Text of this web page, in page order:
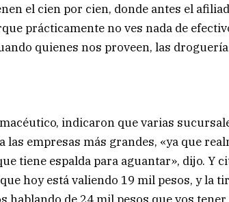
el cien por cien, donde antes el
prácticamente no ves nada de
quienes nos proveen, las
indicaron que varias
las empresas más grandes, «ya que
tiene espalda para aguantar», dijo. Y
hoy está valiendo 19 mil pesos, y la